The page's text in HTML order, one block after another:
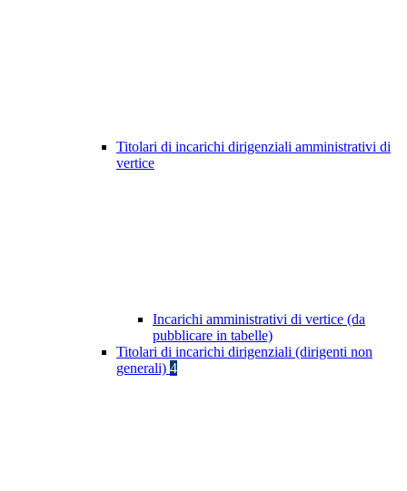
Titolari di incarichi dirigenziali amministrativi di
vertice
Incarichi amministrativi di vertice (da
pubblicare in tabelle)
Titolari di incarichi dirigenziali (dirigenti non
generali) 4